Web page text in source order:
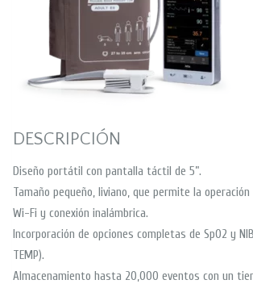
DESCRIPCIÓN
Diseño portátil con pantalla táctil de 5”.
Tamaño pequeño, liviano, que permite la
Wi-Fi y conexión inalámbrica.
Incorporación de opciones completas de SpO2 y
TEMP).
Almacenamiento hasta 20,000 eventos con un